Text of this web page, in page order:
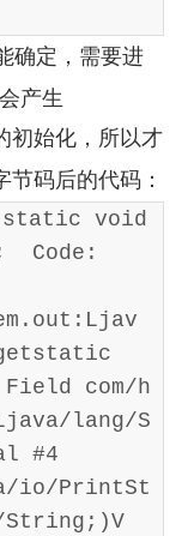
确定，需要进
产生
初始化，所以才
码后的代码：
static void
Code:
#2
com/h
lang/S
#4
PrintSt
String;)V